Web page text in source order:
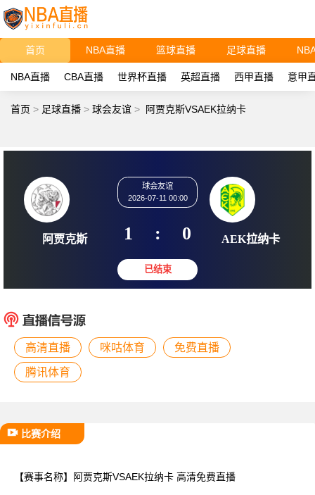
首页 NBA直播 篮球直播 足球直播
NBA直播 CBA直播 世界杯直播 英超直播 西甲直播 意甲
首页 > 足球直播 > 球会友谊 > 阿贾克斯VSAEK拉纳卡
阿贾克斯
球会友谊
2026-07-11 00:00
1 : 0 AEK
高清直播 咪咕体育 免费直播
腾讯体育
比赛介绍
【赛事名称】 阿贾克斯VSAEK拉纳卡 高清免费直播